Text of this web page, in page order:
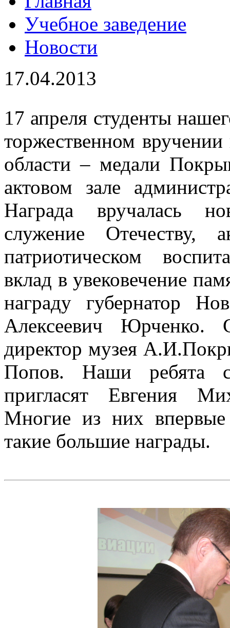
Учебное заведение
Новости
17.04.2013
17 апреля студенты
торжественном
области – медали
актовом зале
Награда вручалась
служение Отечеству,
патриотическом
вклад в увековечение
награду губернатор
Алексеевич
директор музея
Попов. Наши ребята
пригласят Евгения
Многие из них
такие большие награды.